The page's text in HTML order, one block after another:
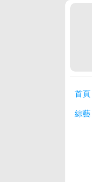
首頁
綜藝